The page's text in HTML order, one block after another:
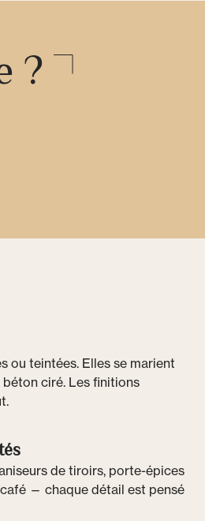
?
ou teintées. Elles se marient
ciré. Les finitions
de tiroirs, porte-épices
— chaque détail est pensé